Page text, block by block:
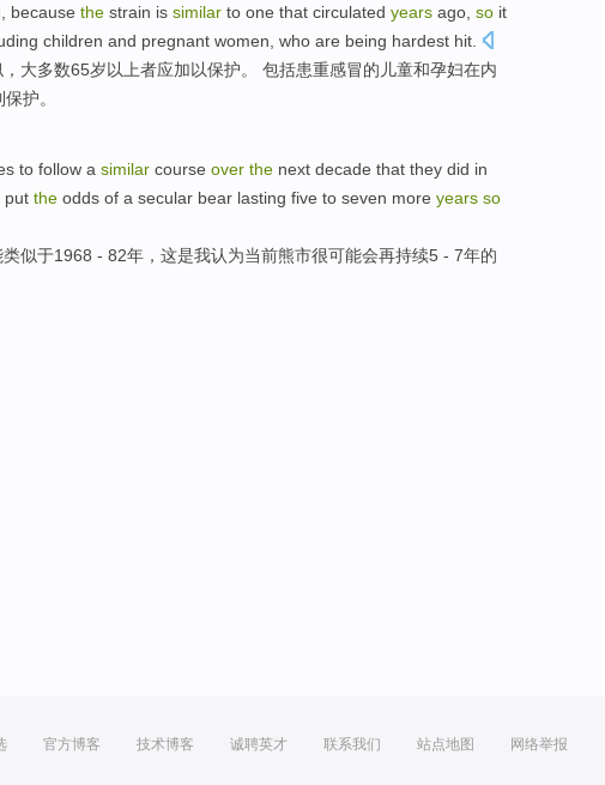
, because the strain is similar to one that circulated years ago so it
children and pregnant women , who are being hardest hit.
， 大多数65岁以上者应加以保护。 包括患重感冒的 儿童和孕妇在内
护。
to follow a similar course over the next decade that they did in
put the odds of a secular bear lasting five to seven more years so
类似于1968 - 82年 ， 这是我认为当前熊市很可能会再持续5 - 7年的
官方博客 技术博客 诚聘英才 联系我们 站点地图 网络举报